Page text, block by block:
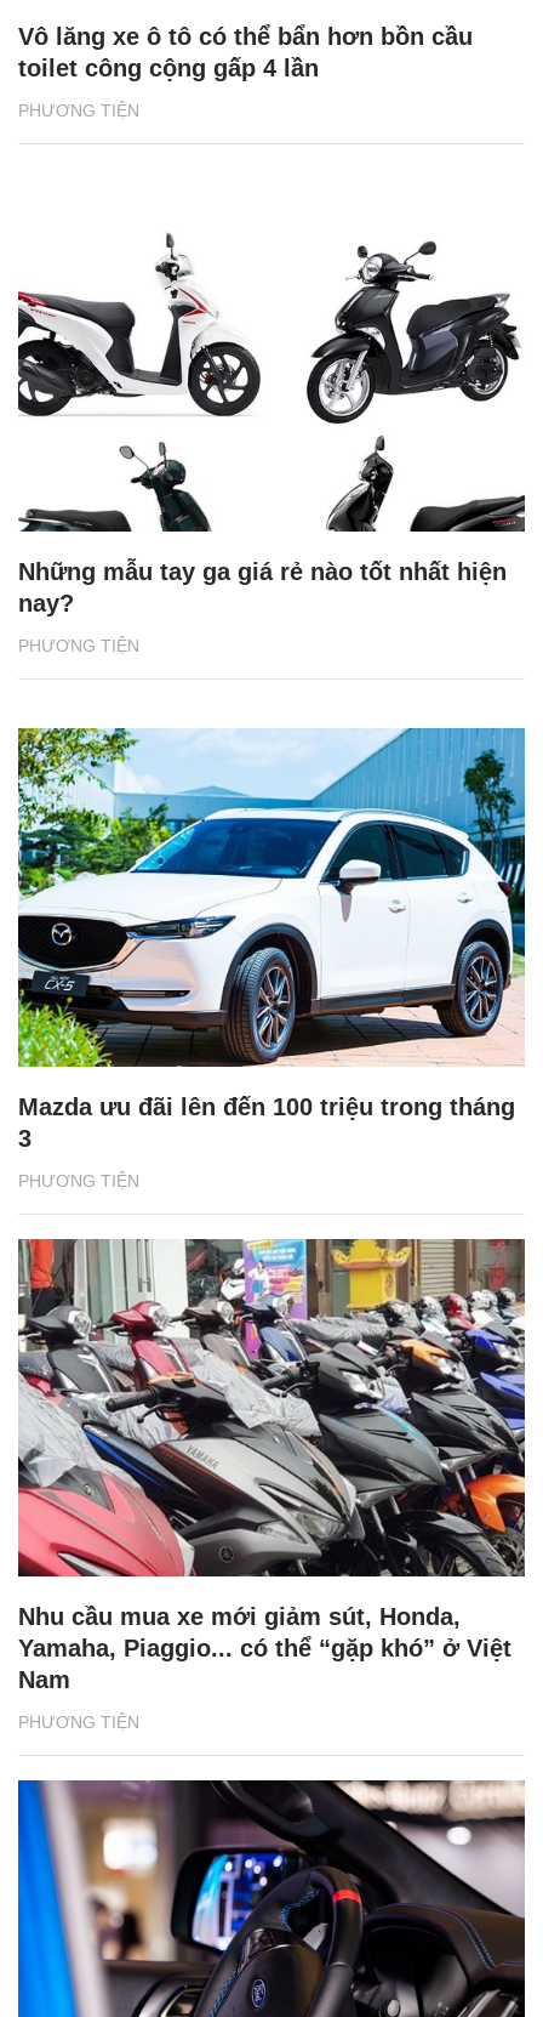
PHƯƠNG TIỆN
Vô lăng xe ô tô có thể bẩn hơn bồn cầu
toilet công cộng gấp 4 lần
PHƯƠNG TIỆN
Những mẫu tay ga giá rẻ nào tốt nhất hiện
nay?
PHƯƠNG TIỆN
Mazda ưu đãi lên đến 100 triệu trong tháng
3
PHƯƠNG TIỆN
Nhu cầu mua xe mới giảm sút, Honda,
Yamaha, Piaggio... có thể “gặp khó” ở Việt
Nam